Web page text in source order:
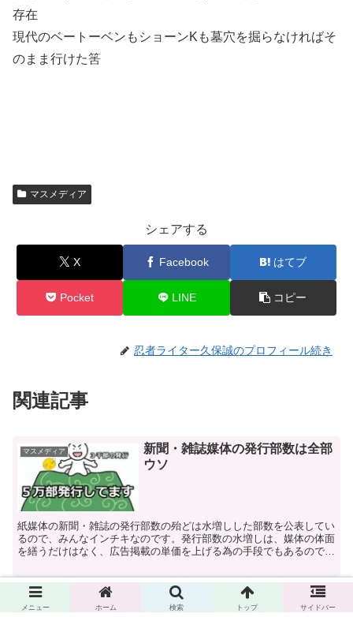
存在
現代のベートーベンもショーンKも墓穴を掘らなければそ
のまま行けた筈
マスメディア
シェアする
X Facebook はてブ
Pocket LINE コピー
忍者ライター久保誠のプロフィール続き
関連記事
マスメディア
新聞・雑誌媒体の発行部数は全部
ウソ
紙媒体の新聞・雑誌の発行部数の殆どは水増しした部数を公表してい
るので、みんなインチキなのです。発行部数の水増しは、媒体の体面
を繕うだけはなく、広告掲載の単価を上げる為の手段でもあるので、
マスメディア
NHKの次はテレビ朝日とTBSの
電波を停止させろ
メニュー ホーム 検索 トップ サイドバー